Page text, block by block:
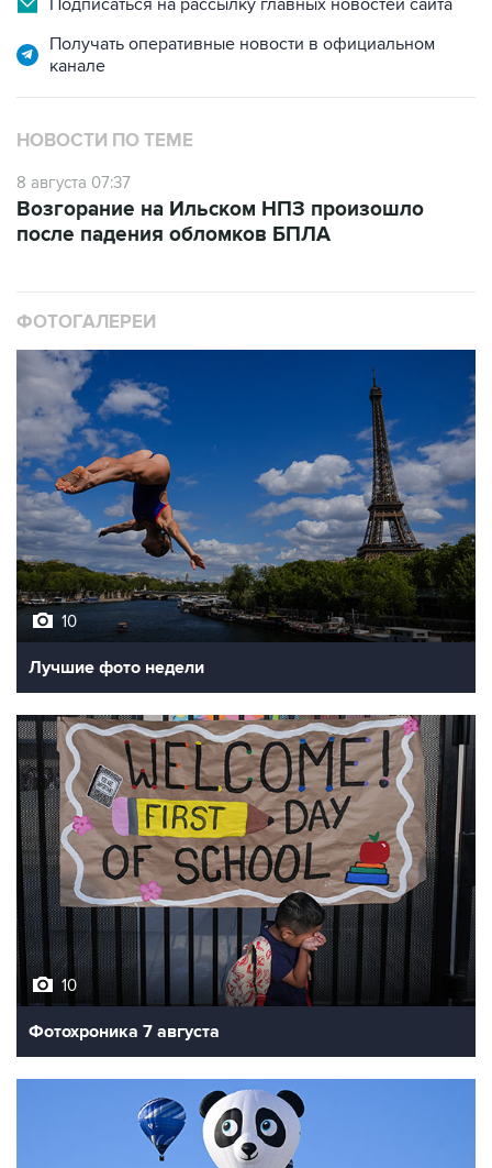
Подписаться на рассылку главных новостей сайта
Получать оперативные новости в официальном
канале
НОВОСТИ ПО ТЕМЕ
8 августа 07:37
Возгорание на Ильском НПЗ произошло
после падения обломков БПЛА
ФОТОГАЛЕРЕИ
10
Лучшие фото недели
10
Фотохроника 7 августа